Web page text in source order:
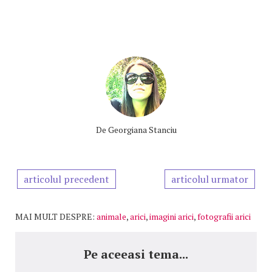
De Georgiana Stanciu
articolul precedent articolul urmator
MAI MULT DESPRE: animale,arici,imagini arici,fotografii arici
Pe aceeasi tema...